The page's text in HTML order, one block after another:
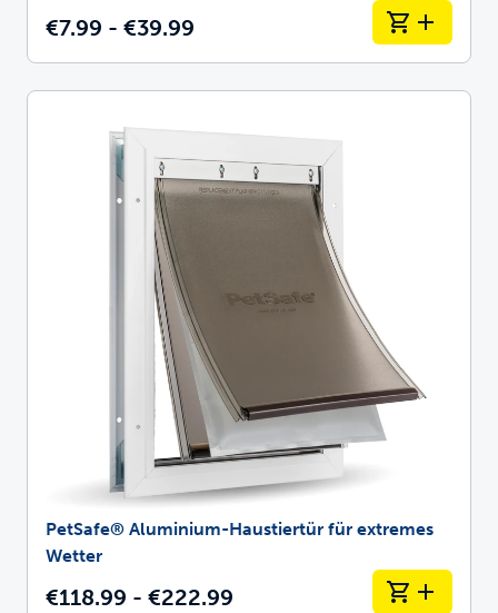
€7.99 - €39.99
PetSafe® Aluminium-Haustiertür für extremes
Wetter
€118.99 - €222.99